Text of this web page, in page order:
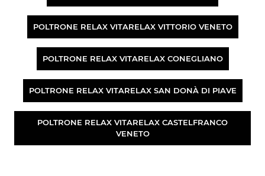
POLTRONE RELAX VITARELAX VITTORIO VENETO
POLTRONE RELAX VITARELAX CONEGLIANO
POLTRONE RELAX VITARELAX SAN DONÀ DI PIAVE
POLTRONE RELAX VITARELAX CASTELFRANCO
VENETO